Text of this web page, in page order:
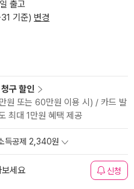
출고
기준) 변경
구 할인
원 또는 60만원 이용 시) / 카드 발
최대 1만원 혜택 제공
득공제 2,340원
세요 신청